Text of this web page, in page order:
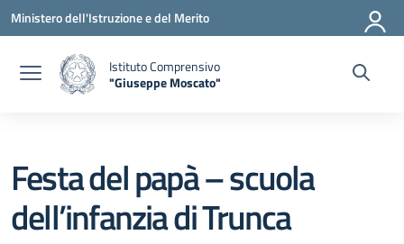
Vai ai contenuti
Vai al menu di navigazione
Vai al footer
Ministero dell'Istruzione e del Merito
Istituto Comprensivo
"Giuseppe Moscato"
Festa del papà – scuola
dell’infanzia di Trunca